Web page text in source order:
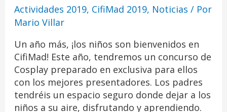
Actividades 2019, CifiMad 2019, Noticias / Por
Mario Villar
Un año más, ¡los niños son bienvenidos en
CifiMad! Este año, tendremos un concurso de
Cosplay preparado en exclusiva para ellos
con los mejores presentadores. Los padres
tendréis un espacio seguro donde dejar a los
niños a su aire, disfrutando y aprendiendo.